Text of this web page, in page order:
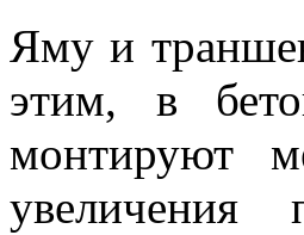
Яму и
этим, в
монтируют
увеличения